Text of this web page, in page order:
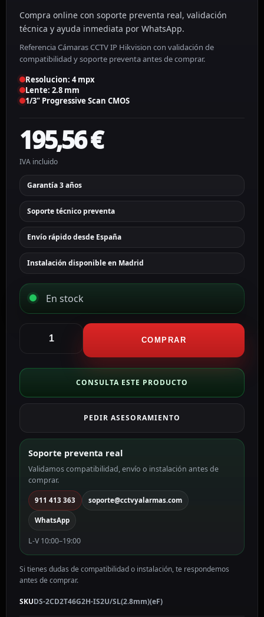
Compra online con soporte preventa real, validación
técnica y ayuda inmediata por WhatsApp.
Referencia Cámaras CCTV IP Hikvision con validación de
compatibilidad y soporte preventa antes de comprar.
Resolucion: 4 mpx
Lente: 2.8 mm
1/3" Progressive Scan CMOS
195,56€
IVA incluido
Garantía 3 años
Soporte técnico preventa
Envío rápido desde España
Instalación disponible en Madrid
En stock
Cámara
IP
PRO
color
MP,
2.8
mm,
PoE
DS-
2CD2T46G2H-
IS2U/SL(2.8mm)
(eF)
cantidad
COMPRAR
CONSULTA ESTE PRODUCTO
PEDIR ASESORAMIENTO
Soporte preventa real
Validamos compatibilidad, envío o instalación antes de
comprar.
911 413 363 soporte@cctvyalarmas.com
WhatsApp
L-V 10:00–19:00
Si tienes dudas de compatibilidad o instalación, te respondemos
antes de comprar.
SKUDS-2CD2T46G2H-IS2U/SL(2.8mm)(eF)